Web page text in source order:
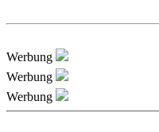
Werbung
Werbung
Werbung